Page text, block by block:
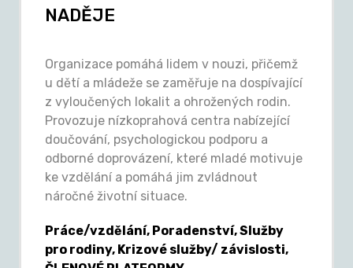
NADĚJE
Organizace pomáhá lidem v nouzi, přičemž
u dětí a mládeže se zaměřuje na dospívající
z vyloučených lokalit a ohrožených rodin.
Provozuje nízkoprahová centra nabízející
doučování, psychologickou podporu a
odborné doprovázení, které mladé motivuje
ke vzdělání a pomáhá jim zvládnout
náročné životní situace.
Práce/vzdělání, Poradenství, Služby
pro rodiny, Krizové služby/ závislosti,